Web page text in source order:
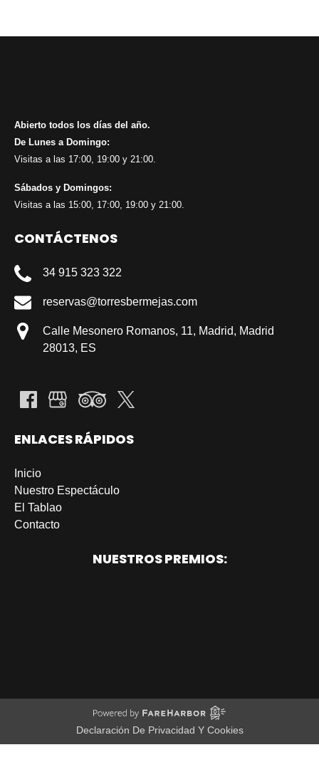
Abierto todos los días del año.
De Lunes a Domingo:
Visitas a las 17:00, 19:00 y 21:00.
Sábados y Domingos:
Visitas a las 15:00, 17:00, 19:00 y 21:00.
CONTÁCTENOS
34 915 323 322
reservas@torresbermejas.com
Calle Mesonero Romanos, 11, Madrid, Madrid
28013, ES
ENLACES RÁPIDOS
Inicio
Nuestro Espectáculo
El Tablao
Contacto
NUESTROS PREMIOS:
Declaración De Privacidad Y Cookies